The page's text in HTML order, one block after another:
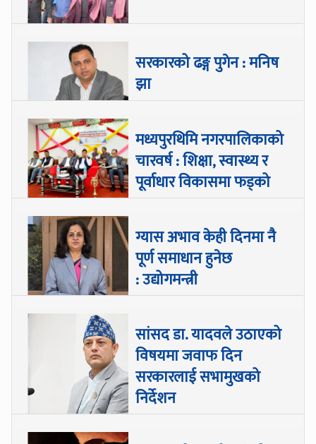
सरकारको ढङ्ग पुगेन : मनिष
झा
मध्यपुरथिमि नगरपालिकाको
चारवर्ष : शिक्षा, स्वास्थ्य र
पूर्वाधार विकासमा फड्को
ग्यास अभाव केही दिनमा नै
पूर्ण समाधान हुनेछ
: उद्योगमन्त्री
सांसद डा‍‍. यादवले उठाएको
विषयमा जवाफ दिन
सरकारलाई सभामुखको
निर्देशन